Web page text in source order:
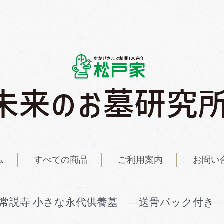
すべての商品 ご利用案内 お問い
説寺 小さな永代供養墓 ―送骨パック付き